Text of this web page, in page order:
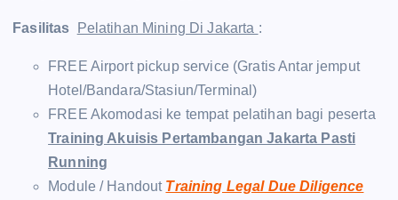
Fasilitas Pelatihan Mining Di Jakarta :
FREE Airport pickup service (Gratis Antar jemput
Hotel/Bandara/Stasiun/Terminal)
FREE Akomodasi ke tempat pelatihan bagi peserta
Training Akuisis Pertambangan Jakarta Pasti
Running
Module / Handout Training Legal Due Diligence